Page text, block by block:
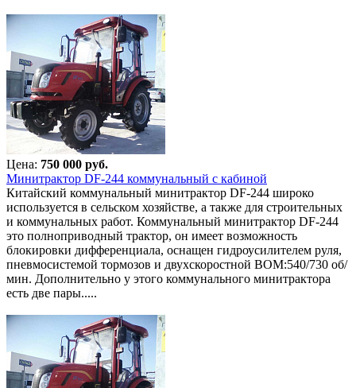
Цена: 750 000 руб.
Минитрактор DF-244 коммунальный с кабиной
Китайский коммунальный минитрактор DF-244 широко
используется в сельском хозяйстве, а также для строительных
и коммунальных работ. Коммунальный минитрактор DF-244
это полноприводный трактор, он имеет возможность
блокировки дифференциала, оснащен гидроусилителем руля,
пневмосистемой тормозов и двухскоростной ВОМ:540/730 об/
мин. Дополнительно у этого коммунального минитрактора
есть две пары.....